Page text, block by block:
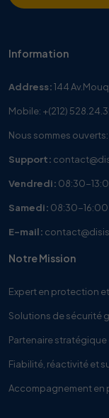
Information
Address:144
Mobile: +(212)
Nous sommes
Support:
Vendredi: 08:30-
Samedi: 08:30-16:00
E-mail:
Notre Mission
Expert en protection
Solutions de sécurité
Partenaire
Fiabilité, réactivité et
Accompagnement en